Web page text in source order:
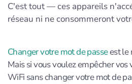
C'est tout — ces appareils
réseau ni ne consommeront
Changer votre mot de passeest le
Mais si vous voulez empêcher
WiFi sans changer votre mot de